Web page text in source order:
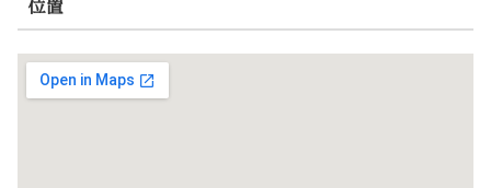
位置